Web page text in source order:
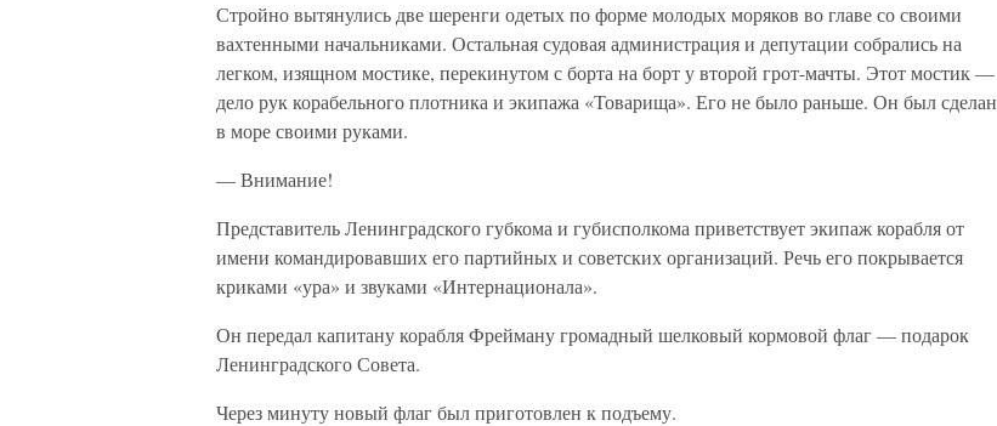
Стройно вытянулись две шеренги одетых по форме молодых моряков во главе со своими
вахтенными начальниками. Остальная судовая администрация и депутации собрались на
легком, изящном мостике, перекинутом с борта на борт у второй грот-мачты. Этот мостик —
дело рук корабельного плотника и экипажа «Товарища». Его не было раньше. Он был сделан
в море своими руками.
— Внимание!
Представитель Ленинградского губкома и губисполкома приветствует экипаж корабля от
имени командировавших его партийных и советских организаций. Речь его покрывается
криками «ура» и звуками «Интернационала».
Он передал капитану корабля Фрейману громадный шелковый кормовой флаг — подарок
Ленинградского Совета.
Через минуту новый флаг был приготовлен к подъему.